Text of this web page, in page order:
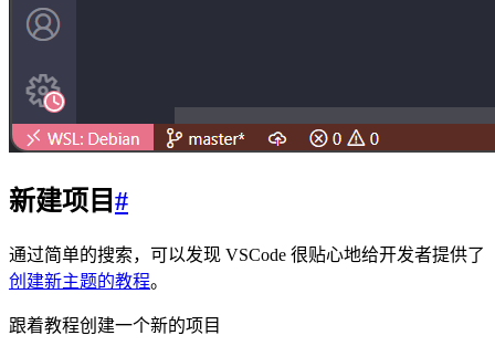
新建项目#
通过简单的搜索，可以发现 VSCode 很贴心地给开发者提供了
创建新主题的教程。
跟着教程创建一个新的项目